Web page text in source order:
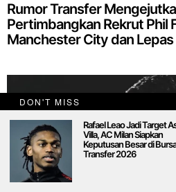
Rumor Transfer
Pertimbangkan Rekrut Phil
Manchester City dan Lepas
DON'T MISS
Rafael Leao Jadi Target
Villa, AC Milan Siapkan
Keputusan Besar di Bursa
Transfer 2026